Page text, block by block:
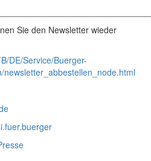
Sie den Newsletter wieder
DE/Service/Buerger-